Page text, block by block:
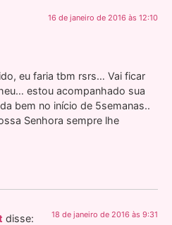
16 de janeiro de 2016 às 12:10
eu faria tbm rsrs… Vai ficar
estou acompanhado sua
bem no início de 5semanas..
Senhora sempre lhe
disse: 18 de janeiro de 2016 às 9:31